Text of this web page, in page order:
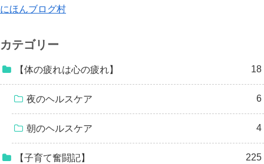
にほんブログ村
カテゴリー
【体の疲れは心の疲れ】 18
夜のヘルスケア 6
朝のヘルスケア 4
【子育て奮闘記】 225